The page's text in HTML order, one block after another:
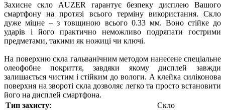
Захисне скло AUZER гарантує безпеку дисплею Вашого
смартфону на протязі всього терміну використання. Скло
дуже міцне – з товщиною всього 0.33 мм. Воно стійке до
ударів і його практично неможливо подряпати гострими
предметами, такими як ножиці чи ключі.
На поверхню скла гальванічним методом нанесене спеціальне
олеофобне покриття, завдяки якому дисплей завжди
залишається чистим і стійким до вологи. А клейка силіконова
поверхня на звороті скла дозволяє легко та просто встановити
його на дисплей смартфона.
Тип захисту:
Скло